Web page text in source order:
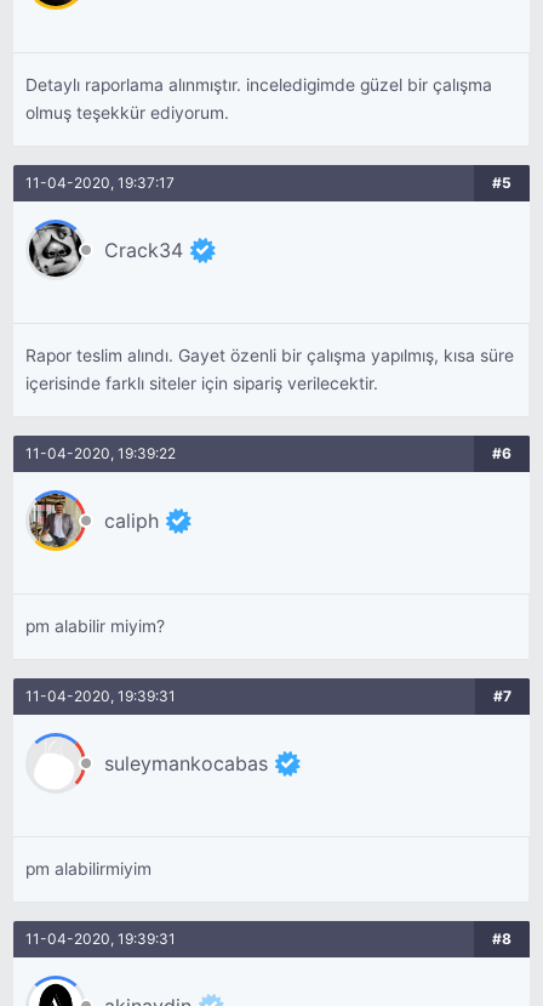
Detaylı raporlama alınmıştır. inceledigimde güzel bir çalışma
olmuş teşekkür ediyorum.
11-04-2020, 19:37:17 #5
Crack34
Rapor teslim alındı. Gayet özenli bir çalışma yapılmış, kısa süre
içerisinde farklı siteler için sipariş verilecektir.
11-04-2020, 19:39:22 #6
caliph
pm alabilir miyim?
11-04-2020, 19:39:31 #7
suleymankocabas
pm alabilirmiyim
11-04-2020, 19:39:31 #8